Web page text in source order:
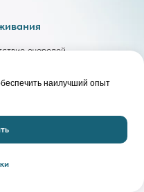
наилучший опыт
очередей,
посетителю медицинского
персонал.
планируется в перспективе